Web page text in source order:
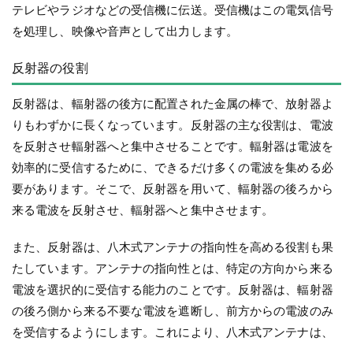
テレビやラジオなどの受信機に伝送。受信機はこの電気信号
を処理し、映像や音声として出力します。
反射器の役割
反射器は、輻射器の後方に配置された金属の棒で、放射器よ
りもわずかに長くなっています。反射器の主な役割は、電波
を反射させ輻射器へと集中させることです。輻射器は電波を
効率的に受信するために、できるだけ多くの電波を集める必
要があります。そこで、反射器を用いて、輻射器の後ろから
来る電波を反射させ、輻射器へと集中させます。
また、反射器は、八木式アンテナの指向性を高める役割も果
たしています。アンテナの指向性とは、特定の方向から来る
電波を選択的に受信する能力のことです。反射器は、輻射器
の後ろ側から来る不要な電波を遮断し、前方からの電波のみ
を受信するようにします。これにより、八木式アンテナは、